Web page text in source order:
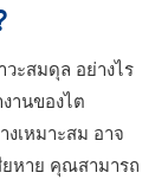
ะสมดุล อย่างไร
านของไต
เหมาะสม อาจ
ยหาย คุณสามารถ